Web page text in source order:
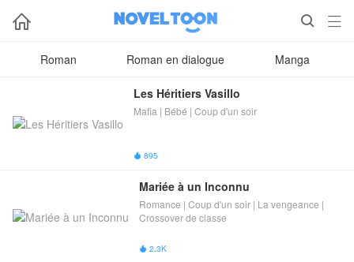
  
Roman Roman en dialogue Manga
Les Héritiers Vasillo
Mafia | Bébé | Coup d'un soir
 895
Mariée à un Inconnu
Romance | Coup d'un soir | La vengeance |
Crossover de classe
 2.3K